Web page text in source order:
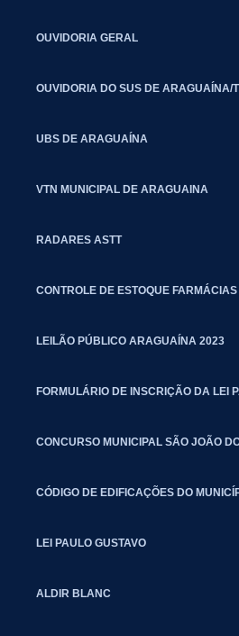
OUVIDORIA GERAL
OUVIDORIA DO SUS DE ARAGUAÍNA/
UBS DE ARAGUAÍNA
VTN MUNICIPAL DE ARAGUAINA
RADARES ASTT
CONTROLE DE ESTOQUE FARMÁCIAS
LEILÃO PÚBLICO ARAGUAÍNA 2023
FORMULÁRIO DE INSCRIÇÃO DA LEI
CONCURSO MUNICIPAL SÃO JOÃO
CÓDIGO DE EDIFICAÇÕES DO
LEI PAULO GUSTAVO
ALDIR BLANC